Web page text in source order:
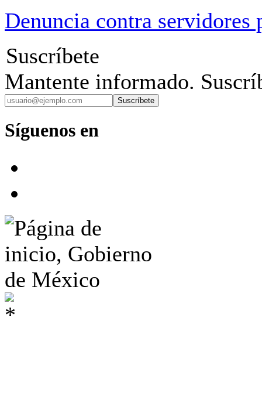
Denuncia contra servidores
Suscríbete
Mantente informado.
Suscríbete
Síguenos en